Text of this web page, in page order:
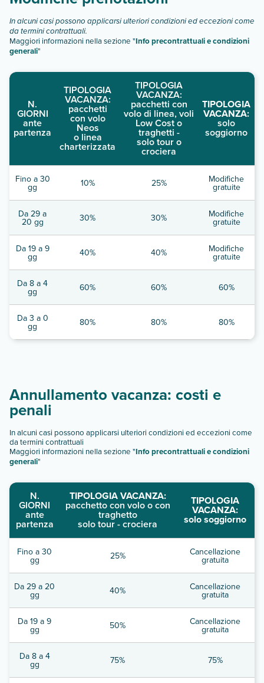
In alcuni casi possono applicarsi ulteriori condizioni ed eccezioni come
da termini contrattuali.
Maggiori informazioni nella sezione "Info precontrattuali e condizioni
generali"
N.
GIORNI
ante
partenza
TIPOLOGIA
VACANZA:
pacchetti
con volo
Neos
o linea
charterizzata
TIPOLOGIA
VACANZA:
pacchetti con
volo di linea, voli
Low Cost o
traghetti -
solo tour o
crociera
TIPOLOGIA
VACANZA:
solo
soggiorno
Fino a 30
gg 10% 25% Modifiche
gratuite
Da 29 a
20 gg 30% 30% Modifiche
gratuite
Da 19 a 9
gg 40% 40% Modifiche
gratuite
Da 8 a 4
gg 60% 60% 60%
Da 3 a 0
gg 80% 80% 80%
Annullamento vacanza: costi e
penali
In alcuni casi possono applicarsi ulteriori condizioni ed eccezioni come
da termini contrattuali
Maggiori informazioni nella sezione "Info precontrattuali e condizioni
generali"
N.
GIORNI
ante
partenza
TIPOLOGIA VACANZA:
pacchetto con volo o con
traghetto
solo tour - crociera
TIPOLOGIA
VACANZA:
solo soggiorno
Fino a 30
gg 25% Cancellazione
gratuita
Da 29 a 20
gg 40% Cancellazione
gratuita
Da 19 a 9
gg 50% Cancellazione
gratuita
Da 8 a 4
gg 75% 75%